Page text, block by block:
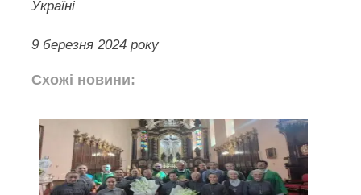
Україні
9 березня 2024 року
Схожі новини: